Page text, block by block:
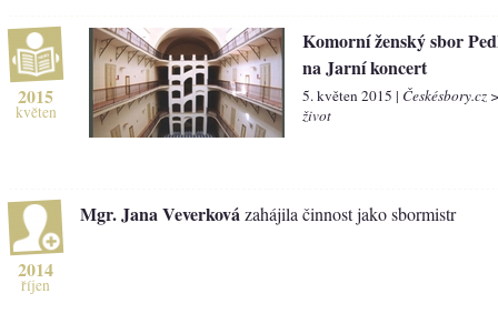
2015
květen
Komorní ženský sbor
na Jarní koncert
5. květen 2015 | Českésbory.cz
život
2014
říjen
Mgr. Jana Veverková zahájila činnost jako sbormistr